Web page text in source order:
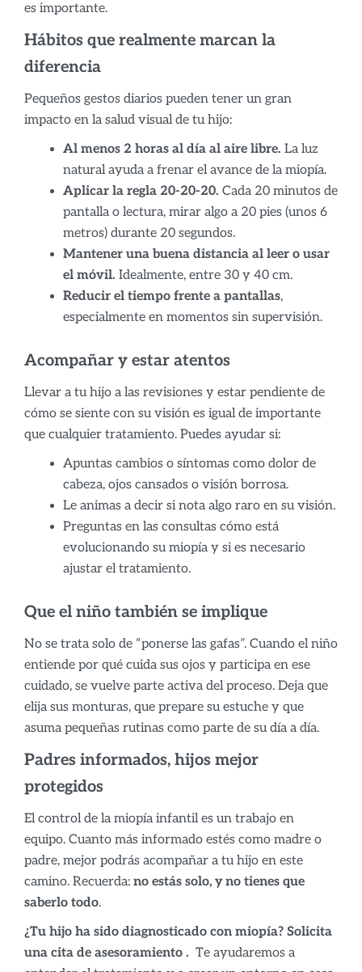
es importante.
Hábitos que realmente marcan la
diferencia
Pequeños gestos diarios pueden tener un gran
impacto en la salud visual de tu hijo:
Al menos 2 horas al día al aire libre. La luz
natural ayuda a frenar el avance de la miopía.
Aplicar la regla 20-20-20. Cada 20 minutos de
pantalla o lectura, mirar algo a 20 pies (unos 6
metros) durante 20 segundos.
Mantener una buena distancia al leer o usar
el móvil. Idealmente, entre 30 y 40 cm.
Reducir el tiempo frente a pantallas,
especialmente en momentos sin supervisión.
Acompañar y estar atentos
Llevar a tu hijo a las revisiones y estar pendiente de
cómo se siente con su visión es igual de importante
que cualquier tratamiento. Puedes ayudar si:
Apuntas cambios o síntomas como dolor de
cabeza, ojos cansados o visión borrosa.
Le animas a decir si nota algo raro en su visión.
Preguntas en las consultas cómo está
evolucionando su miopía y si es necesario
ajustar el tratamiento.
Que el niño también se implique
No se trata solo de “ponerse las gafas”. Cuando el niño
entiende por qué cuida sus ojos y participa en ese
cuidado, se vuelve parte activa del proceso. Deja que
elija sus monturas, que prepare su estuche y que
asuma pequeñas rutinas como parte de su día a día.
Padres informados, hijos mejor
protegidos
El control de la miopía infantil es un trabajo en
equipo. Cuanto más informado estés como madre o
padre, mejor podrás acompañar a tu hijo en este
camino. Recuerda: no estás solo, y no tienes que
saberlo todo.
¿Tu hijo ha sido diagnosticado con miopía? Solicita
una cita de asesoramiento . Te ayudaremos a